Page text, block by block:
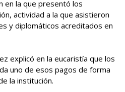
en la que presentó los
actividad a la que asistieron
y diplomáticos acreditados en
explicó en la eucaristía que los
uno de esos pagos de forma
la institución.